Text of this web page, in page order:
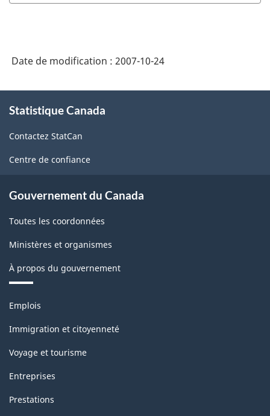
Date de modification : 2007-10-24
propos
ce
site
Statistique Canada
Contactez StatCan
Centre de confiance
Gouvernement du Canada
Toutes les coordonnées
Ministères et organismes
À propos du gouvernement
Thèmes
sujets
Emplois
Immigration et citoyenneté
Voyage et tourisme
Entreprises
Prestations